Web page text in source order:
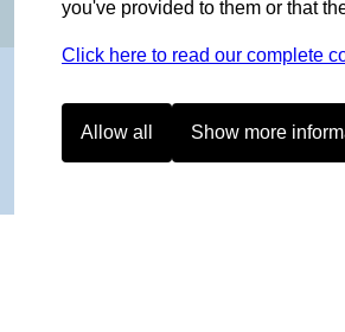
you've provided to them or that
Click here to read our complete
Allow all Show more